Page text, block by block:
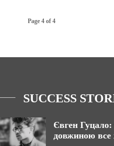
Page 4 of 4
SUCCESS
Євген Гуцало:
довжиною все